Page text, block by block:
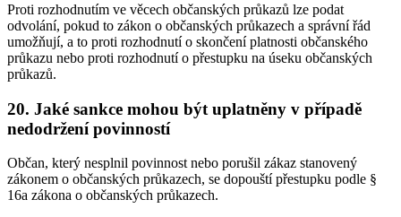
Proti rozhodnutím ve věcech občanských průkazů lze podat
odvolání, pokud to zákon o občanských průkazech a správní řád
umožňují, a to proti rozhodnutí o skončení platnosti občanského
průkazu nebo proti rozhodnutí o přestupku na úseku občanských
průkazů.
20. Jaké sankce mohou být uplatněny v případě
nedodržení povinností
Občan, který nesplnil povinnost nebo porušil zákaz stanovený
zákonem o občanských průkazech, se dopouští přestupku podle §
16a zákona o občanských průkazech.